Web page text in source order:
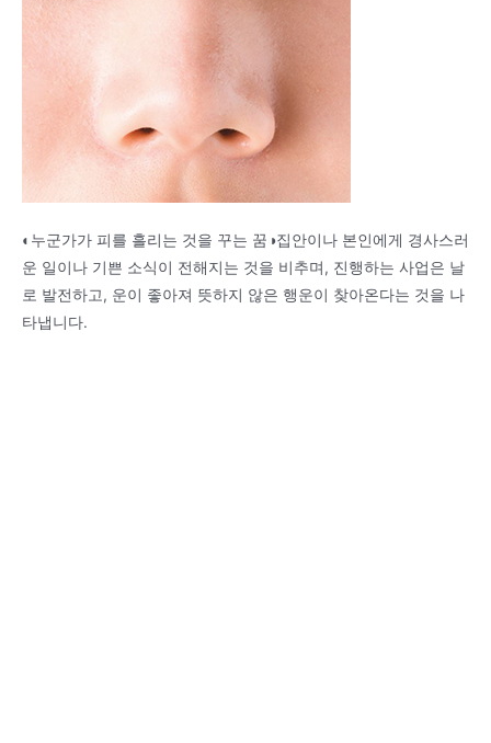
◐누군가가 피를 흘리는 것을 꾸는 꿈◑집안이나 본인에게 경사스러
운 일이나 기쁜 소식이 전해지는 것을 비추며, 진행하는 사업은 날
로 발전하고, 운이 좋아져 뜻하지 않은 행운이 찾아온다는 것을 나
타냅니다.